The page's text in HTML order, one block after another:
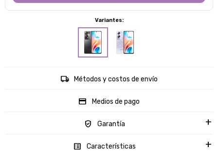
Variantes:
Métodos y costos de envío
Medios de pago
Garantía
Características